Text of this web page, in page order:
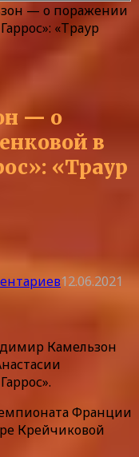
— о поражении
«Траур
— о
в
«Траур
12.06.2021
Камельзон
Франции
Крейчиковой